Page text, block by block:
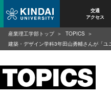
交通
アクセス
産業理工学部トップ
TOPICS
建築・デザイン学科3年田山勇輔さんが「